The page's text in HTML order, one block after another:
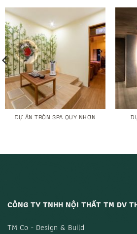
DỰ ÁN TRÒN SPA QUY NHƠN
CÔNG TY TNHH NỘI THẤT TM DV
TM Co - Design & Build